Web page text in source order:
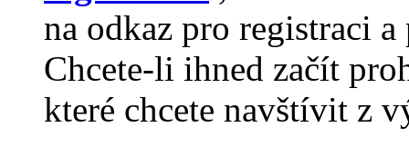
na odkaz pro registraci
Chcete-li ihned začít
které chcete navštívit z